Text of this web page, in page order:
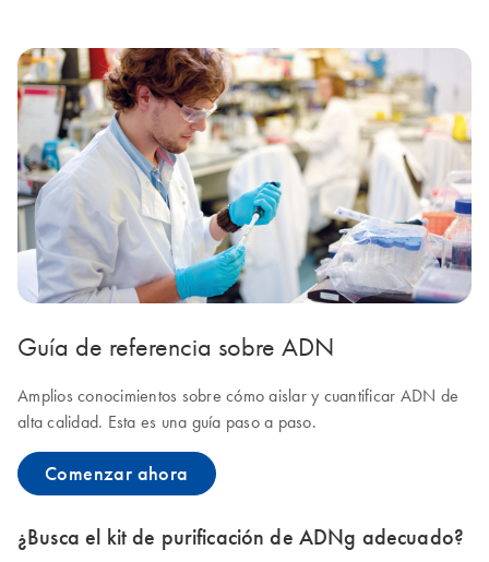
Guía de referencia sobre ADN
Amplios conocimientos sobre cómo aislar y cuantificar ADN de
alta calidad. Esta es una guía paso a paso.
Comenzar ahora
¿Busca el kit de purificación de ADNg adecuado?